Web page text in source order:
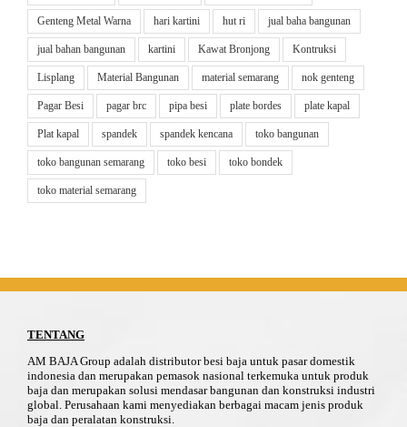
Genteng Metal Warna hari kartini hut ri jual baha bangunan
jual bahan bangunan kartini Kawat Bronjong Kontruksi
Lisplang Material Bangunan material semarang nok genteng
Pagar Besi pagar brc pipa besi plate bordes plate kapal
Plat kapal spandek spandek kencana toko bangunan
toko bangunan semarang toko besi toko bondek
toko material semarang
TENTANG
AM BAJA Group adalah distributor besi baja untuk pasar domestik
indonesia dan merupakan pemasok nasional terkemuka untuk produk
baja dan merupakan solusi mendasar bangunan dan konstruksi industri
global. Perusahaan kami menyediakan berbagai macam jenis produk
baja dan peralatan konstruksi.